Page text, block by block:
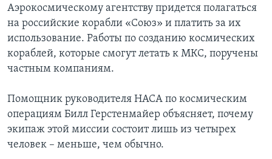
Аэрокосмическому агентству придется полагаться
на российские корабли «Союз» и платить за их
использование. Работы по созданию космических
кораблей, которые смогут летать к МКС, поручены
частным компаниям.
Помощник руководителя НАСА по космическим
операциям Билл Герстенмайер объясняет, почему
экипаж этой миссии состоит лишь из четырех
человек – меньше, чем обычно.